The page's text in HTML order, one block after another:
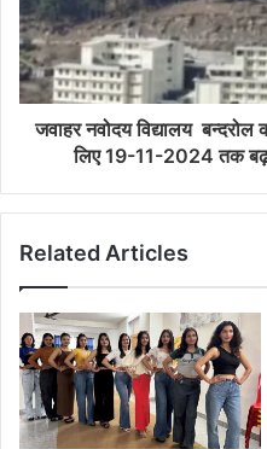
जवाहर नवोदय विद्यालय बन्दरोल
लिए 19-11-2024 तक
Related Articles